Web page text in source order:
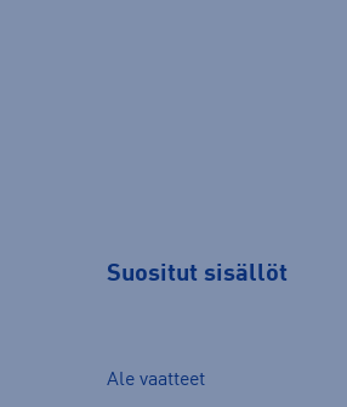
Suositut sisällöt
Ale vaatteet